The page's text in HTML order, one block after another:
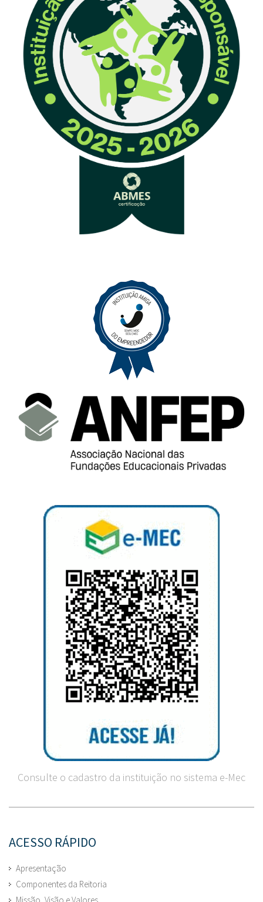
Consulte o cadastro da instituição no sistema e-Mec
ACESSO RÁPIDO
Apresentação
Componentes da Reitoria